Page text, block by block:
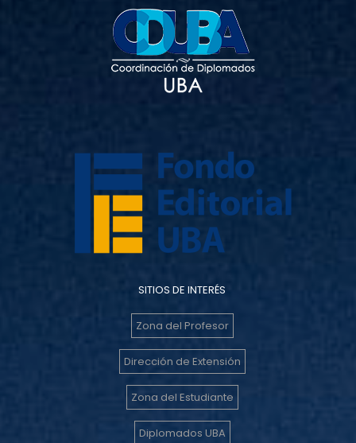
SITIOS DE INTERÉS
Zona del Profesor
Dirección de Extensión
Zona del Estudiante
Diplomados UBA